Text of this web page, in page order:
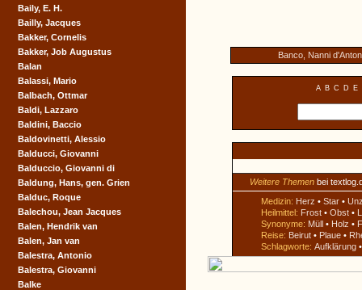
Banco, Nanni
A B C D E
Weitere Themen bei
Medizin: Herz • Star •
Heilmittel: Frost • Obst •
Synonyme: Müll • Holz •
Reise: Beirut • Plaue •
Schlagworte: Aufklärung
Baily, E. H.
Bailly, Jacques
Bakker, Cornelis
Bakker, Job Augustus
Balan
Balassi, Mario
Balbach, Ottmar
Baldi, Lazzaro
Baldini, Baccio
Baldovinetti, Alessio
Balducci, Giovanni
Balduccio, Giovanni di
Baldung, Hans, gen. Grien
Balduc, Roque
Balechou, Jean Jacques
Balen, Hendrik van
Balen, Jan van
Balestra, Antonio
Balestra, Giovanni
Balke